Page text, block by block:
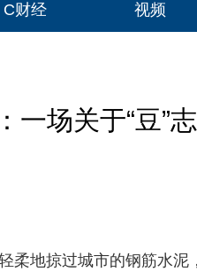
C财经 视频
一场关于“豆”
柔地掠过城市的钢筋水